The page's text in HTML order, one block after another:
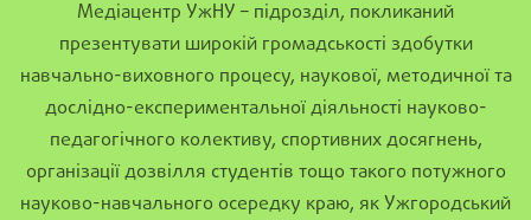
Медіацентр УжНУ – підрозділ, покликаний
презентувати широкій громадськості здобутки
навчально-виховного процесу, наукової, методичної та
дослідно-експериментальної діяльності науково-
педагогічного колективу, спортивних досягнень,
організації дозвілля студентів тощо такого потужного
науково-навчального осередку краю, як Ужгородський